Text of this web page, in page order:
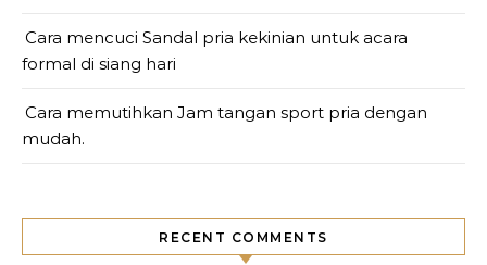
Cara mencuci Sandal pria kekinian untuk acara
formal di siang hari
Cara memutihkan Jam tangan sport pria dengan
mudah.
RECENT COMMENTS